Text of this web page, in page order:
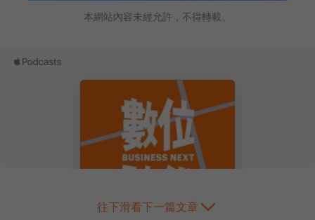
本網站內容未經允許，不得轉載。
往下滑看下一篇文章